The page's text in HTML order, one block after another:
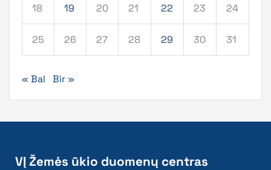
18 19 20 21 22 23 24
25 26 27 28 29 30 31
« Bal Bir »
VĮ Žemės ūkio duomenų centras